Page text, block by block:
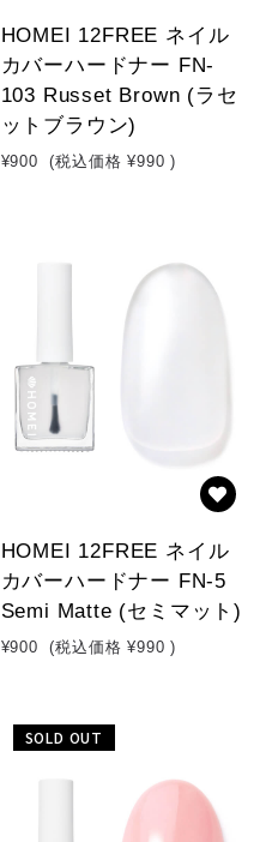
HOMEI 12FREE ネイル
カバーハードナー FN-
103 Russet Brown (ラセ
ットブラウン)
¥900 (税込価格 ¥990 )
HOMEI 12FREE ネイル
カバーハードナー FN-5
Semi Matte (セミマット)
¥900 (税込価格 ¥990 )
SOLD OUT